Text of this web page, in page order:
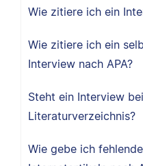
Wie zitiere ich ein
Wie zitiere ich ein
Interview nach APA?
Steht ein Interview
Literaturverzeichnis?
Wie gebe ich